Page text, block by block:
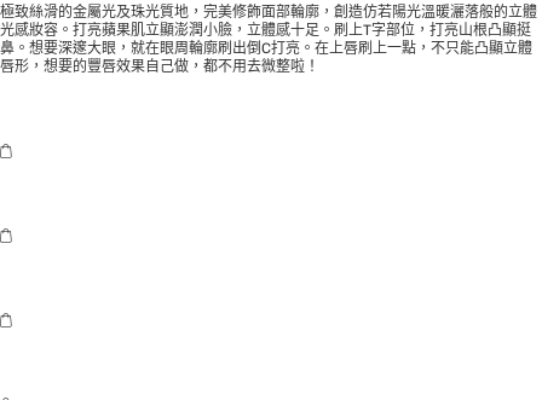
極致絲滑的金屬光及珠光質地，完美修飾面部輪廓，創造仿若陽光溫暖灑落般的立體
光感妝容。打亮蘋果肌立顯澎潤小臉，立體感十足。刷上T字部位，打亮山根凸顯挺
鼻。想要深邃大眼，就在眼周輪廓刷出倒C打亮。在上唇刷上一點，不只能凸顯立體
唇形，想要的豐唇效果自己做，都不用去微整啦！